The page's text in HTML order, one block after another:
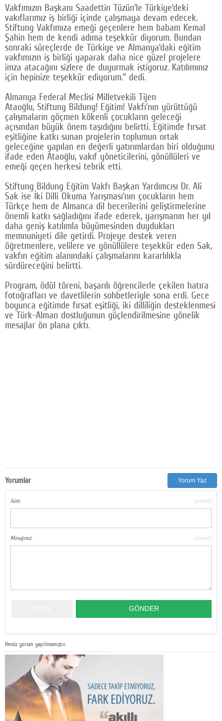
Vakfımızın Başkanı Saadettin Tüzün’le Türkiye’deki
vakıflarımız iş birliği içinde çalışmaya devam edecek.
Stiftung Vakfımıza emeği geçenlere hem babam Kemal
Şahin hem de kendi adıma teşekkür diyorum. Bundan
sonraki süreçlerde de Türkiye ve Almanya’daki eğitim
vakfımızın iş birliği yaparak daha nice güzel projelere
imza atacağını sizlere de duyurmak istiyoruz. Katılımınız
için hepinize teşekkür ediyorum.” dedi.
Almanya Federal Meclisi Milletvekili Tijen
Ataoğlu, Stiftung Bildung! Eğitim! Vakfı’nın yürüttüğü
çalışmaların göçmen kökenli çocukların geleceği
açısından büyük önem taşıdığını belirtti. Eğitimde fırsat
eşitliğine katkı sunan projelerin toplumun ortak
geleceğine yapılan en değerli yatırımlardan biri olduğunu
ifade eden Ataoğlu, vakıf yöneticilerini, gönüllüleri ve
emeği geçen herkesi tebrik etti.
Stiftung Bildung Eğitim Vakfı Başkan Yardımcısı Dr. Ali
Sak ise İki Dilli Okuma Yarışması’nın çocukların hem
Türkçe hem de Almanca dil becerilerini geliştirmelerine
önemli katkı sağladığını ifade ederek, yarışmanın her yıl
daha geniş katılımla büyümesinden duydukları
memnuniyeti dile getirdi. Projeye destek veren
öğretmenlere, velilere ve gönüllülere teşekkür eden Sak,
vakfın eğitim alanındaki çalışmalarını kararlılıkla
sürdüreceğini belirtti.
Program, ödül töreni, başarılı öğrencilerle çekilen hatıra
fotoğrafları ve davetlilerin sohbetleriyle sona erdi. Gece
boyunca eğitimde fırsat eşitliği, iki dilliliğin desteklenmesi
ve Türk-Alman dostluğunun güçlendirilmesine yönelik
mesajlar ön plana çıktı.
Yorumlar Yorum Yaz
İsim: (gerekli)
Mesajınız: (gerekli)
Henüz yorum yapılmamıştır.